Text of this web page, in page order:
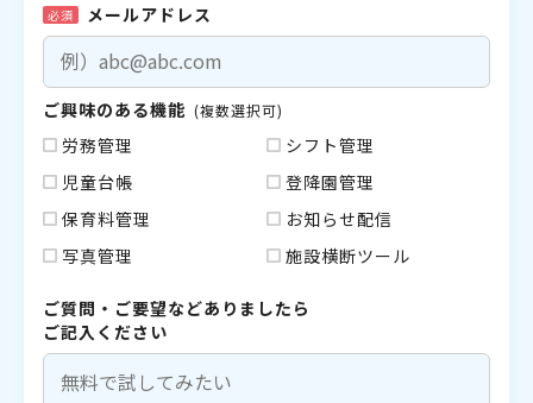
必須 メールアドレス
ご興味のある機能 (複数選択可)
労務管理
シフト管理
児童台帳
登降園管理
保育料管理
お知らせ配信
写真管理
施設横断ツール
ご質問・ご要望などありましたら
ご記入ください